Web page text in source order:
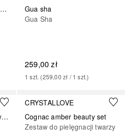
Lapis lazuli CONTOUR GUA SHA – płytka do masażu twarzy gua sha z lapisu lazuli
Gua sha
Gua Sha
259,00 zł
1 szt. (259,00 zł / 1 szt.)
Grzybek do masażu twarzy z kryształu górskiego
CRYSTALLOVE
Cognac amber beauty set
Zestaw do pielęgnacji twarzy